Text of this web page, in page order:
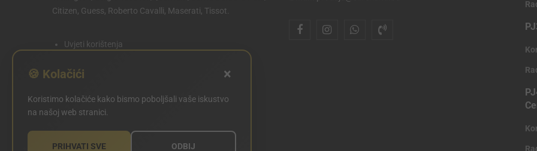
Citizen, Guess, Roberto Cavalli, Maserati, Tissot.
Uvjeti korištenja
Politika kolačića
POSTAVKE KOLAČIĆA
🍪 Kolačići ×
Koristimo kolačiće kako bismo poboljšali vaše iskustvo
na našoj web stranici.
PRIHVATI SVE ODBIJ